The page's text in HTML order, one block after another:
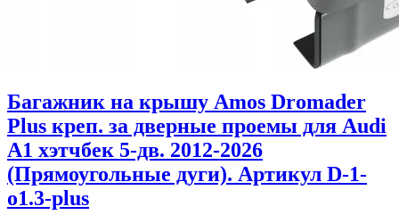
Багажник на крышу Amos Dromader
Plus креп. за дверные проемы для Audi
A1 хэтчбек 5-дв. 2012-2026
(Прямоугольные дуги). Артикул D-1-
o1.3-plus